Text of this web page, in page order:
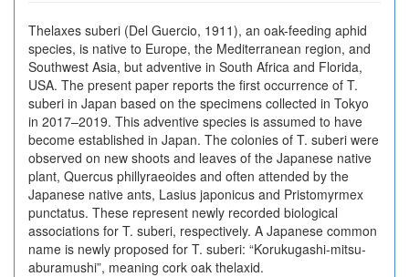
Thelaxes suberi (Del Guercio, 1911), an oak-feeding aphid
species, is native to Europe, the Mediterranean region, and
Southwest Asia, but adventive in South Africa and Florida,
USA. The present paper reports the first occurrence of T.
suberi in Japan based on the specimens collected in Tokyo
in 2017–2019. This adventive species is assumed to have
become established in Japan. The colonies of T. suberi were
observed on new shoots and leaves of the Japanese native
plant, Quercus phillyraeoides and often attended by the
Japanese native ants, Lasius japonicus and Pristomyrmex
punctatus. These represent newly recorded biological
associations for T. suberi, respectively. A Japanese common
name is newly proposed for T. suberi: “Korukugashi-mitsu-
aburamushi”, meaning cork oak thelaxid.